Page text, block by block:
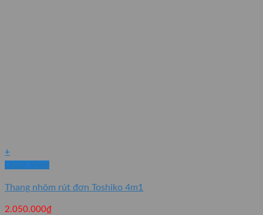
+
Quick View
Thang nhôm rút đơn Toshiko 4m1
2.050.000₫